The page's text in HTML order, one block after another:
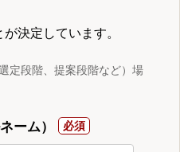
決定しています。
定段階、提案段階など）場
ーム）